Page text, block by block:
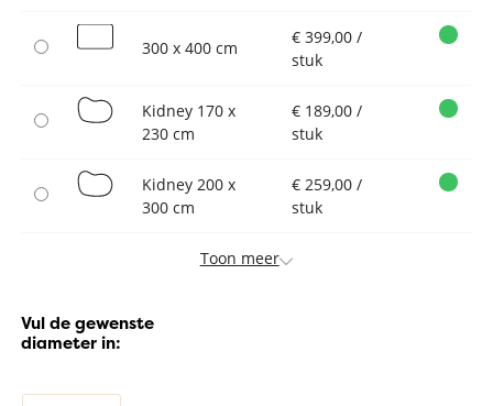
300 x 400 cm
€ 399,00 /
stuk
Kidney 170 x
230 cm
€ 189,00 /
stuk
Kidney 200 x
300 cm
€ 259,00 /
stuk
Toon meer
Vul de gewenste
diameter in: